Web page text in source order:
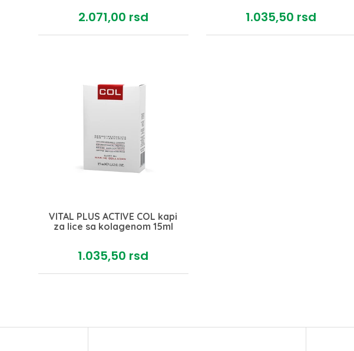
2.071,00 rsd 1.035,50 rsd
VITAL PLUS ACTIVE COL kapi
za lice sa kolagenom 15ml
1.035,50 rsd